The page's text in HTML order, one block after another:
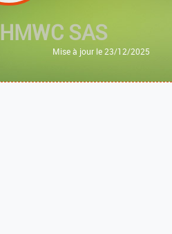
HMWC SAS
Mise à jour le 23/12/2025